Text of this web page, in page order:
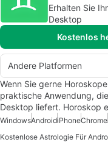
Erhalten Sie
Desktop
Kostenlos
Andere Platformen
Wenn Sie gerne
praktische Anwendung,
Desktop liefert. Horoskop
WindowsAndroidiPhoneChrome
Kostenlose Astrologie Für